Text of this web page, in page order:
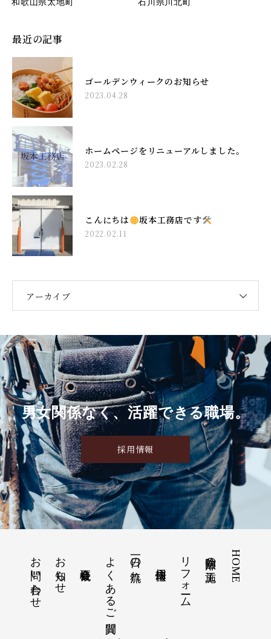
和歌山県太地町 石川県川北町
最近の記事
ゴールデンウィークのお知らせ
2023.04.28
ホームページをリニューアルしました。
2023.02.28
こんにちは 坂本工務店です
2022.02.11
アーカイブ
男女関係なく、活躍できる職場。
採用情報
HOME
防熱扉の施工
リフォーム
一日の流れ
よくあるご質問
お知らせ
お問い合わせ